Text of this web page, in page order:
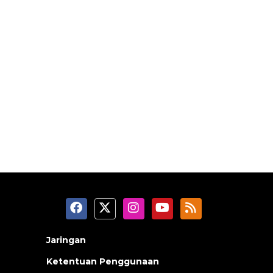
Jaringan
Ketentuan Penggunaan